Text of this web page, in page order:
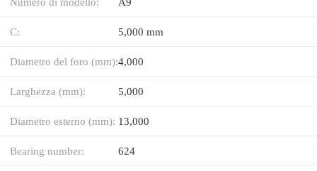
C: 5,000 mm
Diametro del foro (mm):4,000
Larghezza (mm): 5,000
Diametro esterno (mm): 13,000
Bearing number: 624